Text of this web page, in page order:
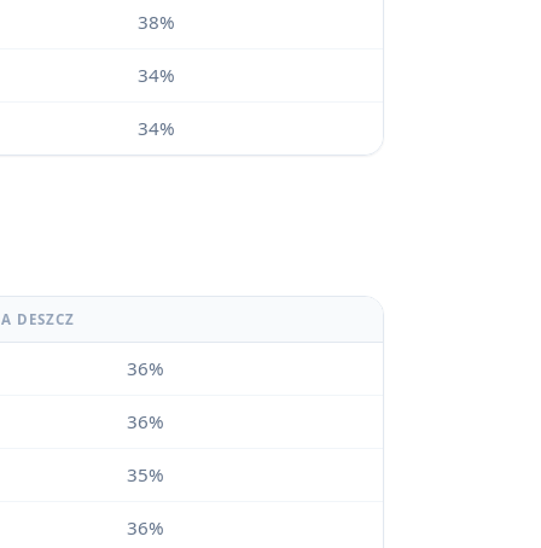
38%
34%
34%
DESZCZ
36%
36%
35%
36%